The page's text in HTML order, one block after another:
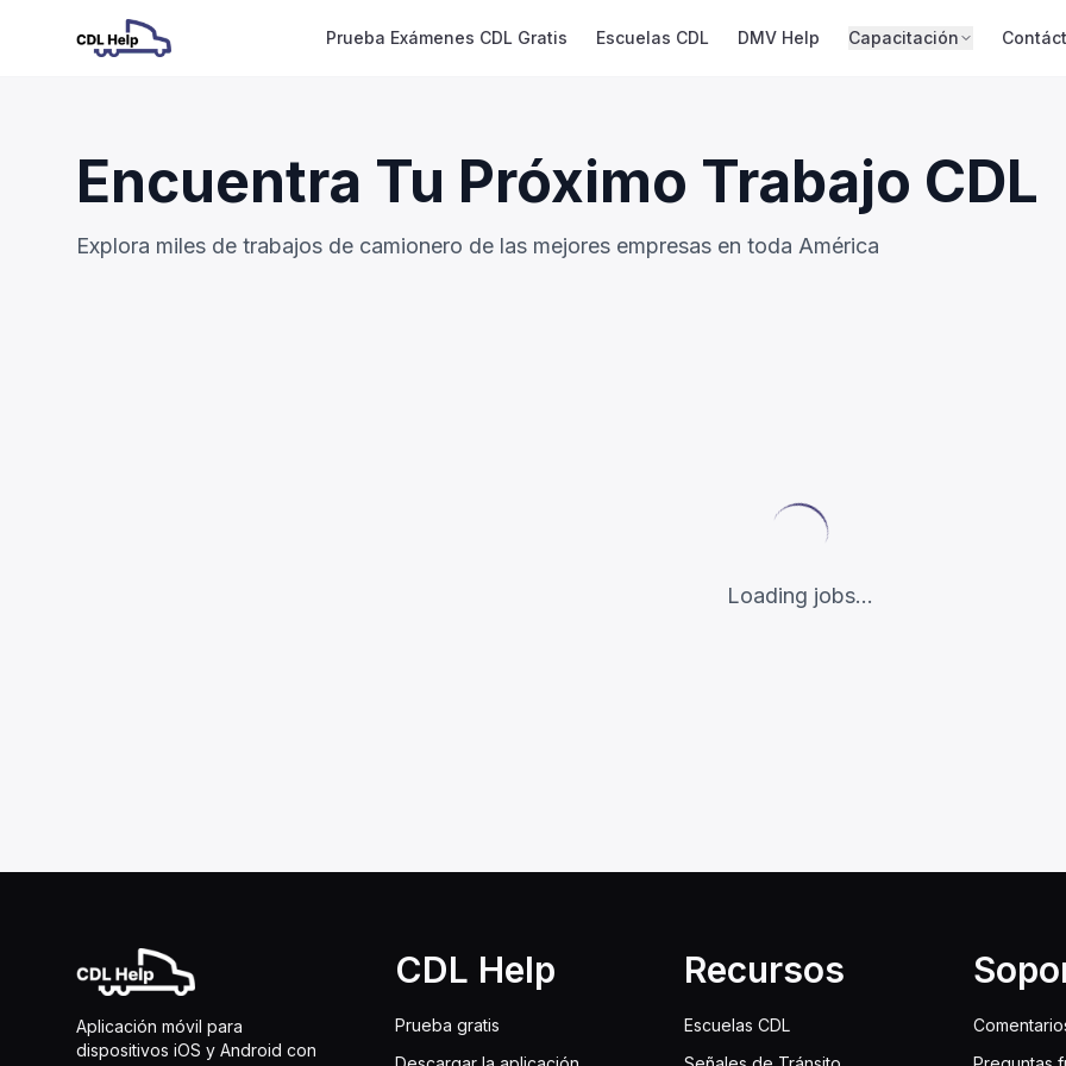
Prueba Exámenes CDL Gratis Escuelas CDL DMV Help Capacitación
Encuentra Tu Próximo Trabajo CDL
Explora miles de trabajos de camionero de las mejores empresas en toda América
Loading jobs...
Aplicación móvil para
dispositivos iOS y Android con
CDL Help
Prueba gratis
Recursos
Escuelas CDL